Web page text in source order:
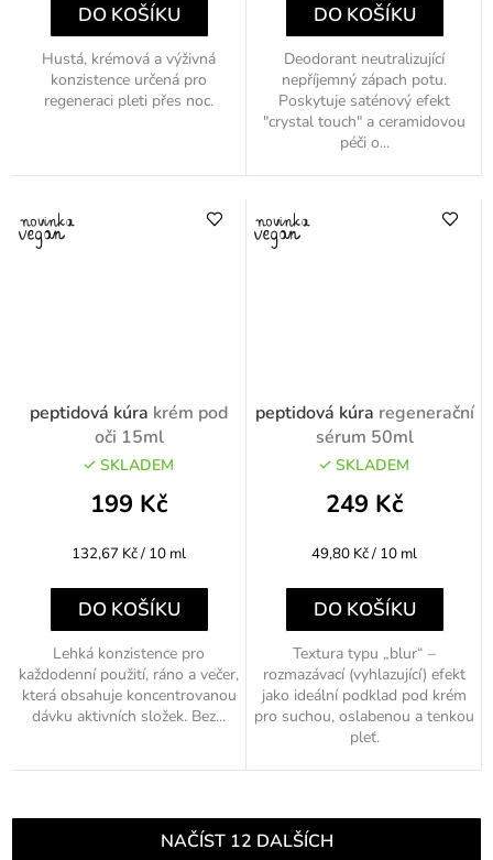
DO KOŠÍKU
Hustá, krémová a výživná
konzistence určená pro
regeneraci pleti přes noc.
DO KOŠÍKU
Deodorant neutralizující
nepříjemný zápach potu.
Poskytuje saténový efekt
"crystal touch" a ceramidovou
péči o...
peptidová kúra krém pod
oči 15ml
SKLADEM
199 Kč
Měrná
132,67 Kč / 10 ml
DO KOŠÍKU
Lehká konzistence pro
každodenní použití, ráno a večer,
která obsahuje koncentrovanou
dávku aktivních složek. Bez...
peptidová kúra regenerační
sérum 50ml
SKLADEM
249 Kč
Měrná
49,80 Kč / 10 ml
DO KOŠÍKU
Textura typu „blur“ –
rozmazávací (vyhlazující) efekt
jako ideální podklad pod krém
pro suchou, oslabenou a tenkou
pleť.
NAČÍST 12 DALŠÍCH